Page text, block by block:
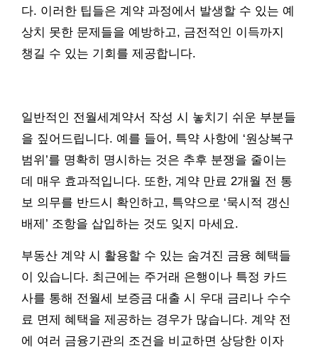
다. 이러한 팁들은 계약 과정에서 발생할 수 있는 예
상치 못한 문제들을 예방하고, 금전적인 이득까지
챙길 수 있는 기회를 제공합니다.
일반적인 전월세계약서 작성 시 놓치기 쉬운 부분들
을 짚어드립니다. 예를 들어, 특약 사항에 ‘원상복구
범위’를 명확히 명시하는 것은 추후 분쟁을 줄이는
데 매우 효과적입니다. 또한, 계약 만료 2개월 전 통
보 의무를 반드시 확인하고, 특약으로 ‘묵시적 갱신
배제’ 조항을 삽입하는 것도 잊지 마세요.
부동산 계약 시 활용할 수 있는 숨겨진 금융 혜택들
이 있습니다. 최근에는 주거래 은행이나 특정 카드
사를 통해 전월세 보증금 대출 시 우대 금리나 수수
료 면제 혜택을 제공하는 경우가 많습니다. 계약 전
에 여러 금융기관의 조건을 비교하면 상당한 이자